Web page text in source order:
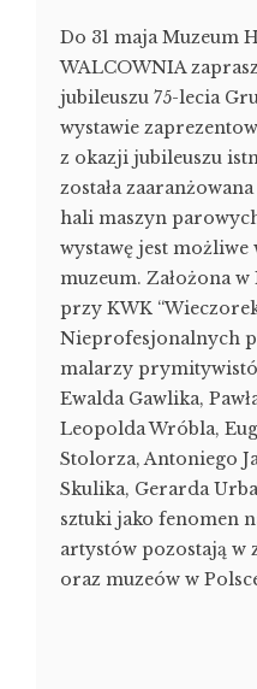
Do 31 maja Muzeum
WALCOWNIA
jubileuszu 75-lecia
wystawie
z okazji jubileuszu
została
hali maszyn
wystawę jest
muzeum. Założona
przy KWK
Nieprofesjonalnych
malarzy
Ewalda Gawlika,
Leopolda Wróbla,
Stolorza, Antoniego
Skulika, Gerarda
sztuki jako fenomen
artystów pozostają
oraz muzeów w